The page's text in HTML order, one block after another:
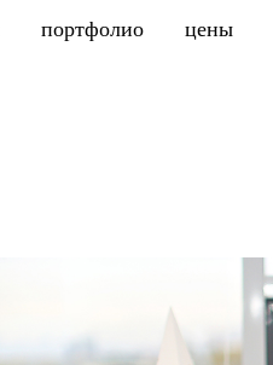
портфолио цены